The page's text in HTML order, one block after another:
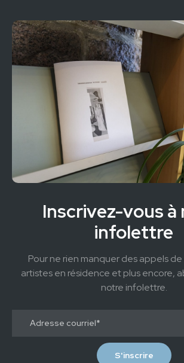
Inscrivez-vous à
infolettre
Pour ne rien manquer des appels
artistes en résidence et plus encore,
notre infolettre.